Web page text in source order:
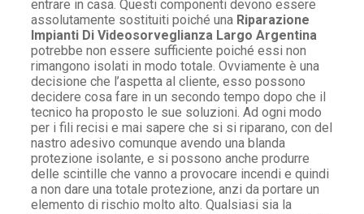
entrare in casa. Questi componenti devono essere
assolutamente sostituiti poiché una Riparazione
Impianti Di Videosorveglianza Largo Argentina
potrebbe non essere sufficiente poiché essi non
rimangono isolati in modo totale. Ovviamente è una
decisione che l’aspetta al cliente, esso possono
decidere cosa fare in un secondo tempo dopo che il
tecnico ha proposto le sue soluzioni. Ad ogni modo
per i fili recisi e mai sapere che si si riparano, con del
nastro adesivo comunque avendo una blanda
protezione isolante, e si possono anche produrre
delle scintille che vanno a provocare incendi e quindi
a non dare una totale protezione, anzi da portare un
elemento di rischio molto alto. Qualsiasi sia la